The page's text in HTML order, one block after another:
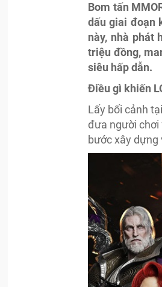
Bom tấn
dấu giai đoạn
này, nhà phát
triệu đồng,
siêu hấp dẫn.
Điều gì khiến
Lấy bối cảnh
đưa người chơi
bước xây dựng